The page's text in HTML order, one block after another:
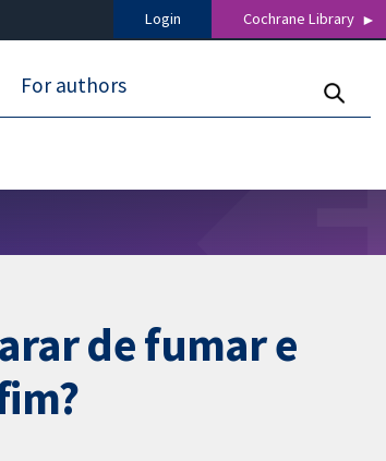
Login Cochrane Library
For authors
de fumar e